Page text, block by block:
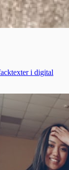
i digital